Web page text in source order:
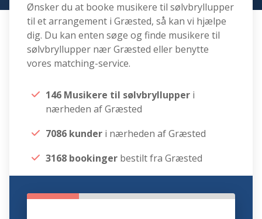
Ønsker du at booke musikere til sølvbryllupper
til et arrangement i Græsted, så kan vi hjælpe
dig. Du kan enten søge og finde musikere til
sølvbryllupper nær Græsted eller benytte
vores matching-service.
146 Musikere til sølvbryllupper i
nærheden af Græsted
7086 kunder i nærheden af Græsted
3168 bookinger bestilt fra Græsted